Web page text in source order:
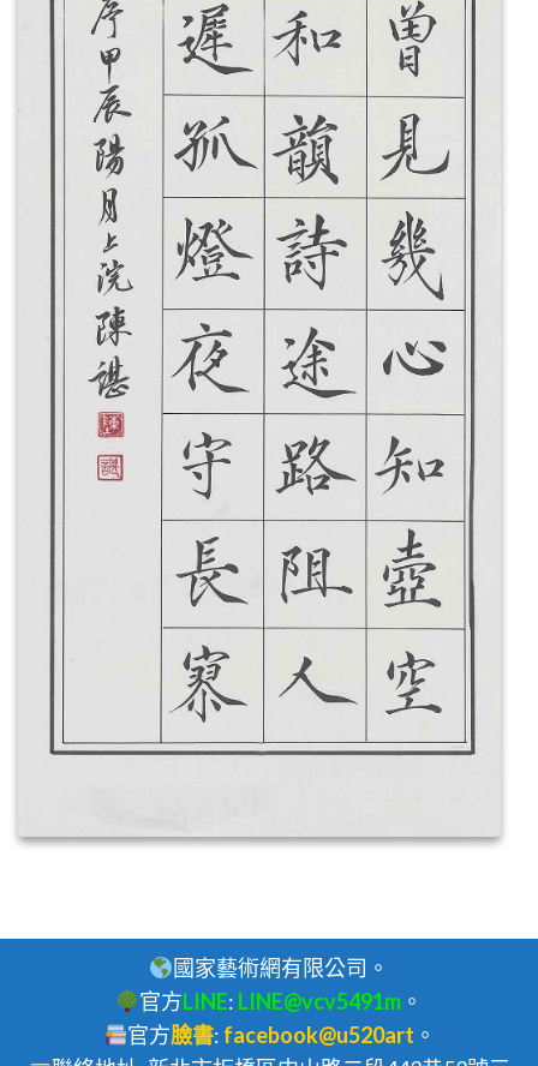
國家藝術網有限公司。
官方LINE: LINE@vcv5491m 。
官方臉書: facebook@u520art 。